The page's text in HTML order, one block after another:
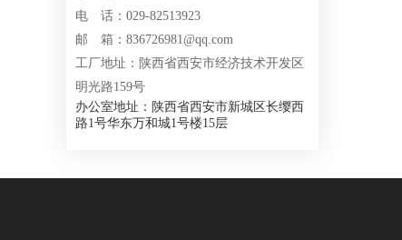
电 话：029-82513923
邮 箱：836726981@qq.com
工厂地址：陕西省西安市经济技术开发区
明光路159号
办公室地址：陕西省西安市新城区长缨西
路1号华东万和城1号楼15层